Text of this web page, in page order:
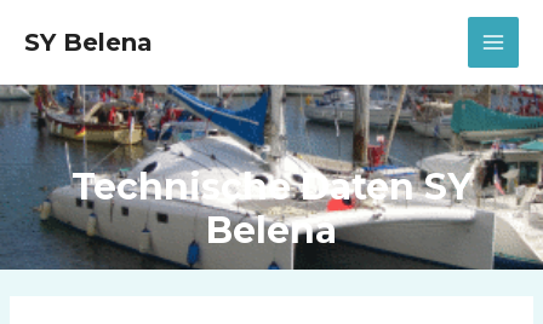
InhaltSY Belena
Technische Daten SY
Belena